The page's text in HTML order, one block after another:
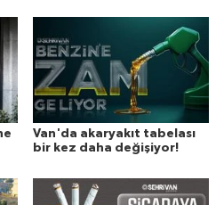
Van'da akaryakıt tabelası
bir kez daha değişiyor!